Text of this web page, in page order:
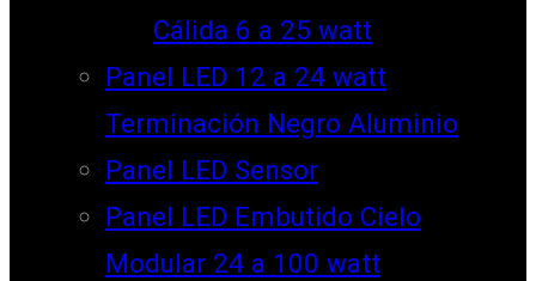
Cálida 6 a 25 watt
Panel LED 12 a 24 watt
Terminación Negro Aluminio
Panel LED Sensor
Panel LED Embutido Cielo
Modular 24 a 100 watt